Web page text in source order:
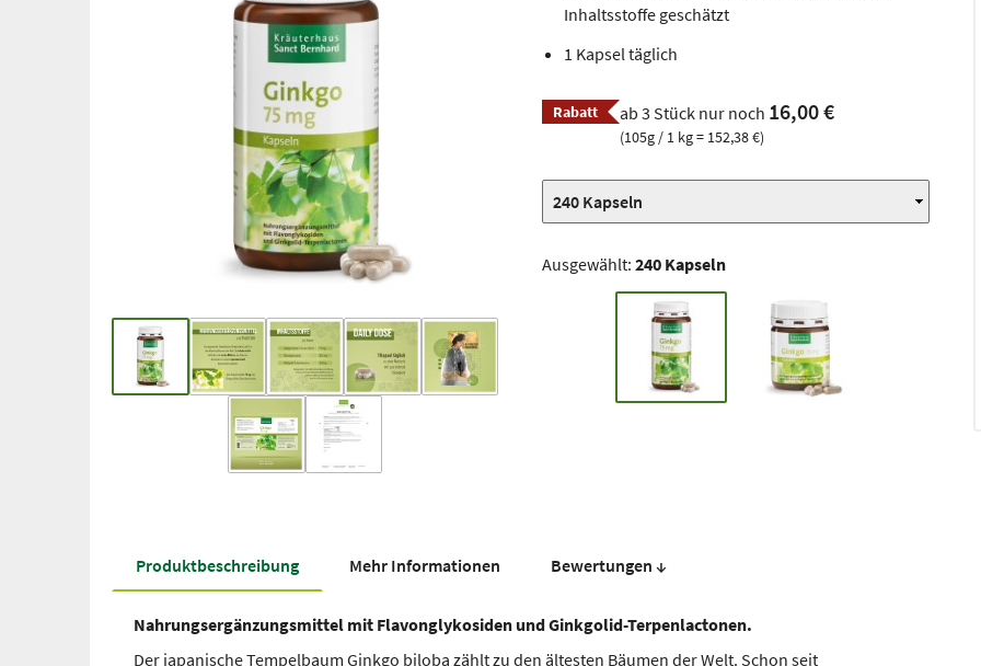
Inhaltsstoffe geschätzt
1 Kapsel täglich
Rabatt ab 3 Stück nur noch 16,00 €
(105g / 1 kg = 152,38 €)
Ausgewählt:240 Kapseln
Produkt­beschreibung Mehr Informationen Bewer­tungen ↓
Nahrungsergänzungsmittel mit Flavonglykosiden und Ginkgolid-Terpenlactonen.
Der japanische Tempelbaum Ginkgo biloba zählt zu den ältesten Bäumen der Welt. Schon seit